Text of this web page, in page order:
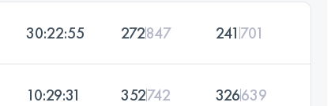
30:22:55 272847 241 701
10:29:31 352742 326639